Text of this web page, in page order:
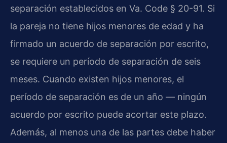
separación establecidos en Va. Code § 20-91. Si
la pareja no tiene hijos menores de edad y ha
firmado un acuerdo de separación por escrito,
se requiere un período de separación de seis
meses. Cuando existen hijos menores, el
período de separación es de un año — ningún
acuerdo por escrito puede acortar este plazo.
Además, al menos una de las partes debe haber